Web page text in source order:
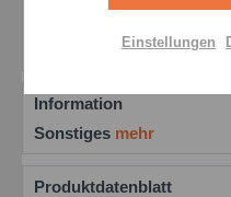
Bewertungen lesen,
Information
Sonstiges mehr
Produktdatenblatt
Personalisierung
Einstellungen